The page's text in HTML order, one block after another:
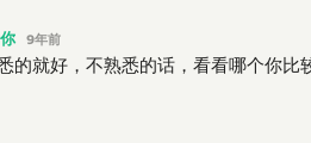
9年前
的就好，不熟悉的话，看看哪个你比